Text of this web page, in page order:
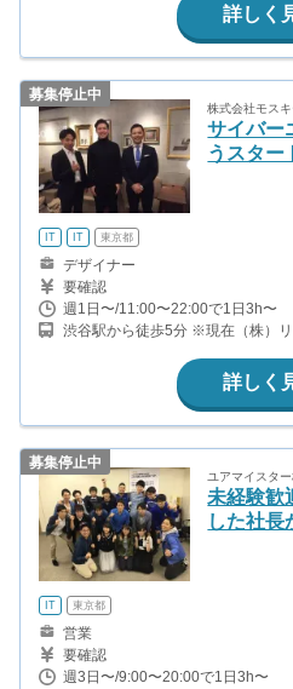
詳しく
募集停止中
株式会社モス
サイバー
うスター
IT IT 東京都
デザイナー
要確認
週1日〜/11:00〜22:00で1日3h〜
渋谷駅から徒歩5分 ※現在（株）リクルートが運営するTECH LAB
詳しく
募集停止中
ユアマイスタ
未経験歓
した社長
IT 東京都
営業
要確認
週3日〜/9:00〜20:00で1日3h〜